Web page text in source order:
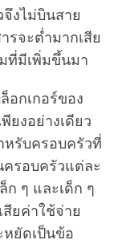
งไม่บินสาย
รจะต่ำมากเสีย
ที่มีเพิ่มขึ้นมา
อกเกอร์ของ
ยงอย่างเดียว
หรับครอบครัวที่
ครอบครัวแต่ละ
ก ๆ และเด็ก ๆ
ยค่าใช้จ่าย
หยัดเป็นข้อ